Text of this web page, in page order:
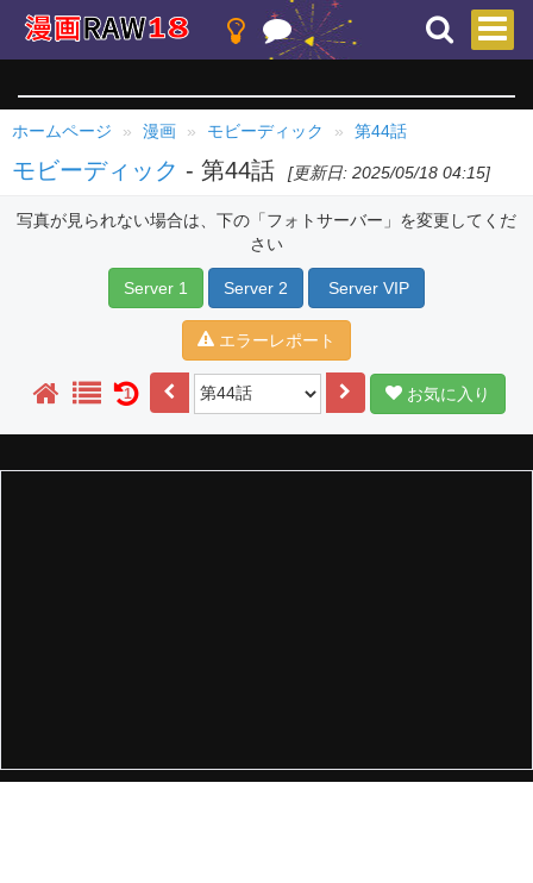
ホームページ 漫画 モビーディック 第44話
モビーディック - 第44話 [更新日: 2025/05/18 04:15]
写真が見られない場合は、下の「フォトサーバー」を変更してくだ
さい
Server 1 Server 2 Server VIP
エラーレポート
1 お気に入り